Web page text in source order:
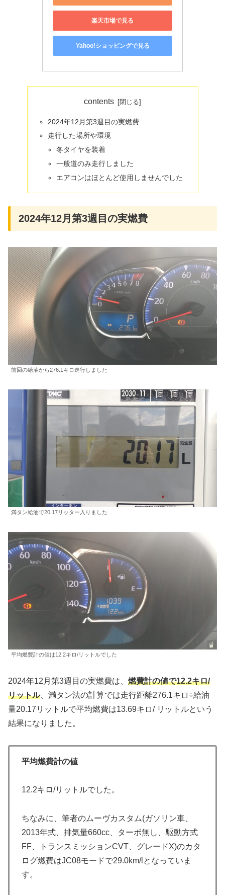
楽天市場で見る
Yahoo!ショッピングで見る
contents
2024年12月第3週目の実燃費
走行した場所や環境
冬タイヤを装着
一般道のみ走行しました
エアコンはほとんど使用しませんでした
2024年12月第3週目の実燃費
前回の給油から276.1キロ走行しました
満タン給油で20.17リッター入りました
平均燃費計の値は12.2キロ/リットルでした
2024年12月第3週目の実燃費は、 燃費計の値で12.2キロ/
リットル、満タン法の計算では走行距離276.1キロ÷給油
量20.17リットルで平均燃費は13.69キロ/ リットルという
結果になりました。
平均燃費計の値
12.2キロ/リットルでした。
ちなみに、筆者のムーヴカスタム(ガソリン車、
2013年式、排気量660cc、ターボ無し、駆動方式
FF、トランスミッションCVT、グレードX)のカタ
ログ燃費はJC08モードで29.0km/lとなっていま
す。